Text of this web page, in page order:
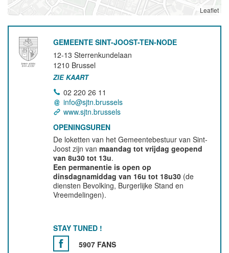
Leaflet
GEMEENTE SINT-JOOST-TEN-NODE
12-13 Sterrenkundelaan
1210 Brussel
ZIE KAART
02 220 26 11
info@sjtn.brussels
www.sjtn.brussels
OPENINGSUREN
De loketten van het Gemeentebestuur van Sint-
Joost zijn vanmaandag tot vrijdag geopend
van 8u30 tot 13u.
Een permanentie is open op
dinsdagnamiddag van 16u tot 18u30 (de
diensten Bevolking, Burgerlijke Stand en
Vreemdelingen).
STAY TUNED !
5907 FANS